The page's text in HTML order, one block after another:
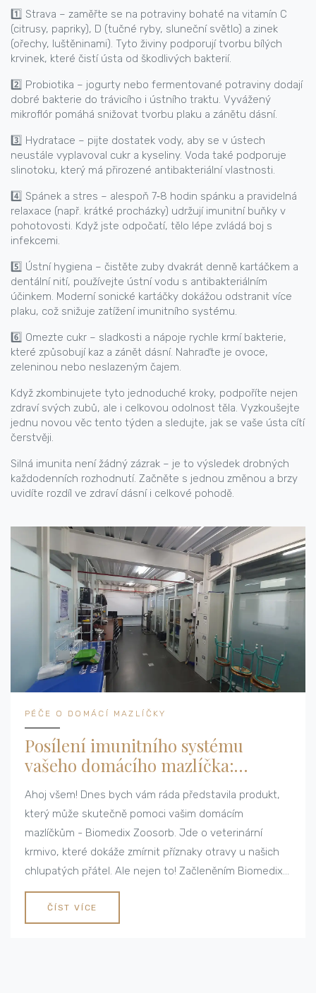
1️⃣ Strava – zaměřte se na potraviny bohaté na vitamín C
(citrusy, papriky), D (tučné ryby, sluneční světlo) a zinek
(ořechy, luštěninami). Tyto živiny podporují tvorbu bílých
krvinek, které čistí ústa od škodlivých bakterií.
2️⃣ Probiotika – jogurty nebo fermentované potraviny dodají
dobré bakterie do trávicího i ústního traktu. Vyvážený
mikroflór pomáhá snižovat tvorbu plaku a zánětu dásní.
3️⃣ Hydratace – pijte dostatek vody, aby se v ústech
neustále vyplavoval cukr a kyseliny. Voda také podporuje
slinotoku, který má přirozené antibakteriální vlastnosti.
4️⃣ Spánek a stres – alespoň 7‑8 hodin spánku a pravidelná
relaxace (např. krátké procházky) udržují imunitní buňky v
pohotovosti. Když jste odpočatí, tělo lépe zvládá boj s
infekcemi.
5️⃣ Ústní hygiena – čistěte zuby dvakrát denně kartáčkem a
dentální nití, používejte ústní vodu s antibakteriálním
účinkem. Moderní sonické kartáčky dokážou odstranit více
plaku, což snižuje zatížení imunitního systému.
6️⃣ Omezte cukr – sladkosti a nápoje rychle krmí bakterie,
které způsobují kaz a zánět dásní. Nahraďte je ovoce,
zeleninou nebo neslazeným čajem.
Když zkombinujete tyto jednoduché kroky, podpoříte nejen
zdraví svých zubů, ale i celkovou odolnost těla. Vyzkoušejte
jednu novou věc tento týden a sledujte, jak se vaše ústa cítí
čerstvěji.
Silná imunita není žádný zázrak – je to výsledek drobných
každodenních rozhodnutí. Začněte s jednou změnou a brzy
uvidíte rozdíl ve zdraví dásní i celkové pohodě.
PÉČE O DOMÁCÍ MAZLÍČKY
Posílení imunitního systému
vašeho domácího mazlíčka:
Biomedix Zoosorb pro optimální
zdraví a vitalitu.
Ahoj všem! Dnes bych vám ráda představila produkt,
který může skutečně pomoci vašim domácím
mazlíčkům - Biomedix Zoosorb. Jde o veterinární
krmivo, které dokáže zmírnit příznaky otravy u našich
chlupatých přátel. Ale nejen to! Začleněním Biomedixu
Zoosorb do stravy vašeho zvířete můžete posílit jeho
imunitní systém a podpořit jeho celkové zdraví.
Podívejte se na můj příspěvek a dozvíte se víc.
ČÍST VÍCE